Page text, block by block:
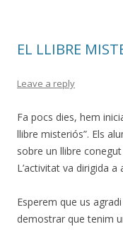
EL LLIBRE
Leave a reply
Fa pocs dies, hem
llibre misteriós”. Els
sobre un llibre
L’activitat va dirigida
Esperem que us
demostrar que tenim